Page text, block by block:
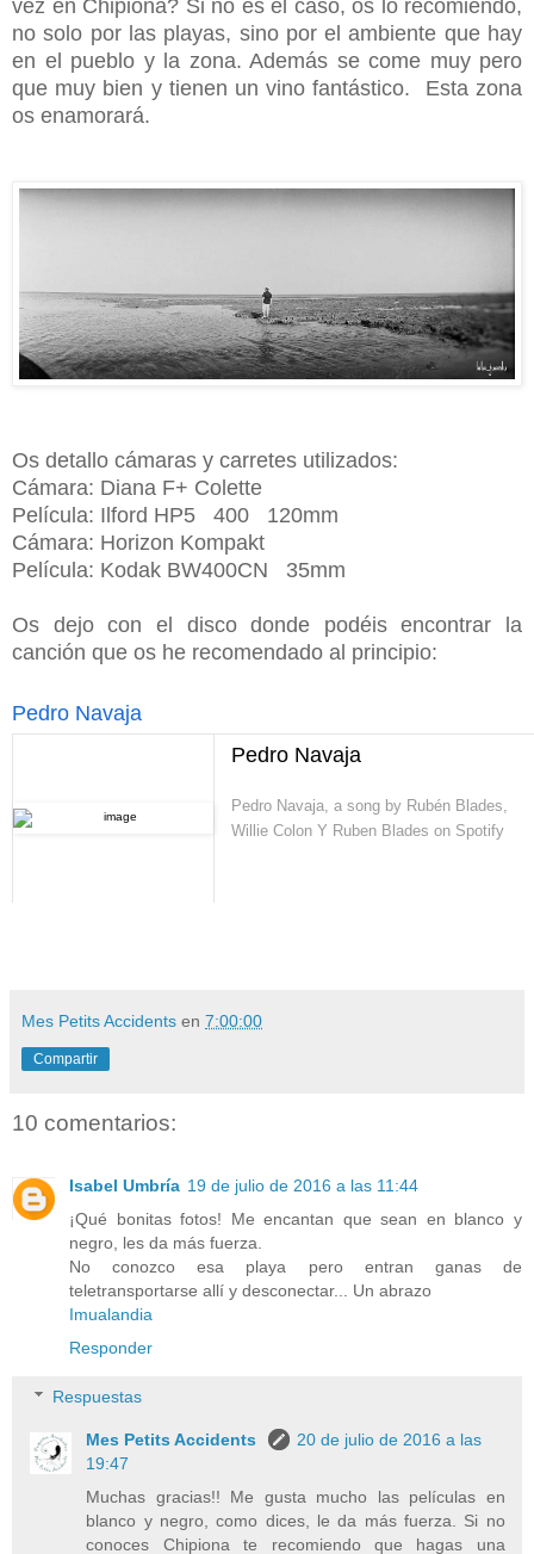
vez en Chipiona? Si no es el caso, os lo recomiendo,
no solo por las playas, sino por el ambiente que hay
en el pueblo y la zona. Además se come muy pero
que muy bien y tienen un vino fantástico. Esta zona
os enamorará.
Os detallo cámaras y carretes utilizados:
Cámara: Diana F+ Colette
Película: Ilford HP5 400 120mm
Cámara: Horizon Kompakt
Película: Kodak BW400CN 35mm
Os dejo con el disco donde podéis encontrar la
canción que os he recomendado al principio:
Pedro Navaja
Pedro Navaja
Pedro Navaja, a song by Rubén Blades,
Willie Colon Y Ruben Blades on Spotify
Mes Petits Accidents en 7:00:00
Compartir
10 comentarios:
Isabel Umbría 19 de julio de 2016 a las 11:44
¡Qué bonitas fotos! Me encantan que sean en blanco y
negro, les da más fuerza.
No conozco esa playa pero entran ganas de
teletransportarse allí y desconectar... Un abrazo
Imualandia
Responder
Respuestas
Mes Petits Accidents
20 de julio de 2016 a las
19:47
Muchas gracias!! Me gusta mucho las películas en
blanco y negro, como dices, le da más fuerza. Si no
conoces Chipiona te recomiendo que hagas una